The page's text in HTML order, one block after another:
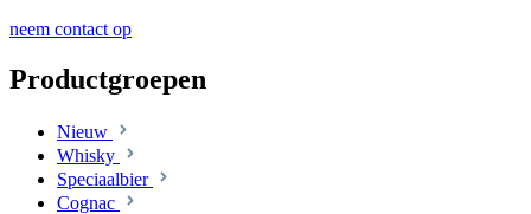
neem contact op
Productgroepen
Nieuw
Whisky
Speciaalbier
Cognac